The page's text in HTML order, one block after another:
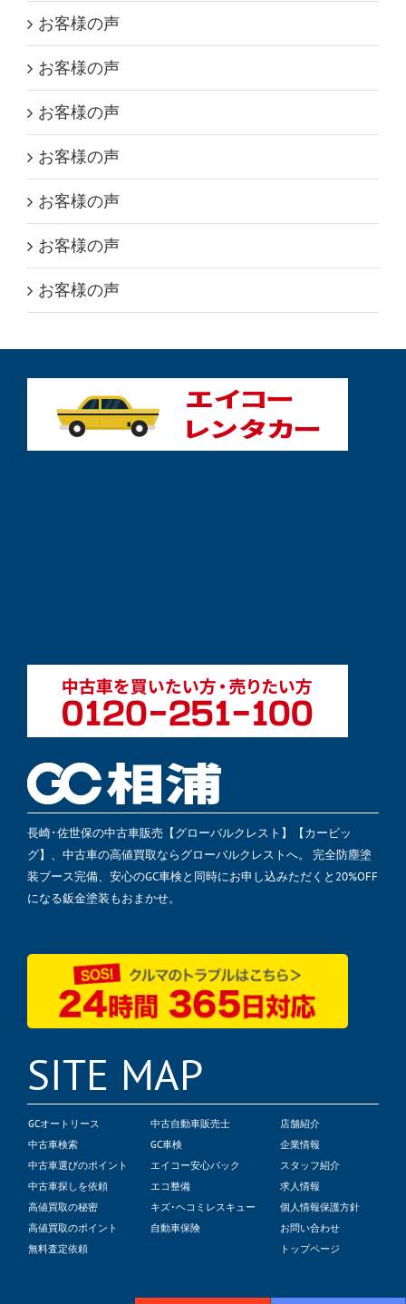
お客様の声
お客様の声
お客様の声
お客様の声
お客様の声
お客様の声
お客様の声
長崎･佐世保の中古車販売【グローバルクレスト】【カービッ
グ】、中古車の高値買取ならグローバルクレストへ。 完全防塵塗
装ブース完備、安心のGC車検と同時にお申し込みただくと20%OFF
になる鈑金塗装もおまかせ。
SITE MAP
GCオートリース
中古車検索
中古車選びのポイント
中古車探しを依頼
高値買取の秘密
高値買取のポイント
無料査定依頼
中古自動車販売士
GC車検
エイコー安心パック
エコ整備
キズ･ヘコミレスキュー
自動車保険
店舗紹介
企業情報
スタッフ紹介
求人情報
個人情報保護方針
お問い合わせ
トップページ